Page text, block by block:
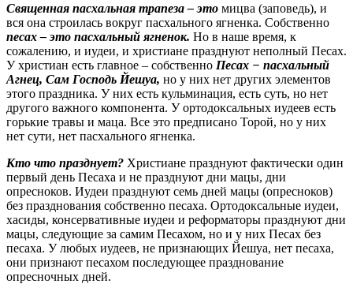
Священная пасхальная трапеза – это мицва (заповедь), и
вся она строилась вокруг пасхального ягненка. Собственно
песах – это пасхальный ягненок. Но в наше время, к
сожалению, и иудеи, и христиане празднуют неполный Песах.
У христиан есть главное – собственно Песах − пасхальный
Агнец, Сам Господь Йешуа, но у них нет других элементов
этого праздника. У них есть кульминация, есть суть, но нет
другого важного компонента. У ортодоксальных иудеев есть
горькие травы и маца. Все это предписано Торой, но у них
нет сути, нет пасхального ягненка.
Кто что празднует? Христиане празднуют фактически один
первый день Песаха и не празднуют дни мацы, дни
опресноков. Иудеи празднуют семь дней мацы (опресноков)
без празднования собственно песаха. Ортодоксальные иудеи,
хасиды, консервативные иудеи и реформаторы празднуют дни
мацы, следующие за самим Песахом, но и у них Песах без
песаха. У любых иудеев, не признающих Йешуа, нет песаха,
они признают песахом последующее празднование
опресночных дней.